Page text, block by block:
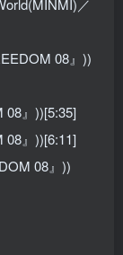
／
08』))
08』))[5:35]
08』))[6:11]
08』))